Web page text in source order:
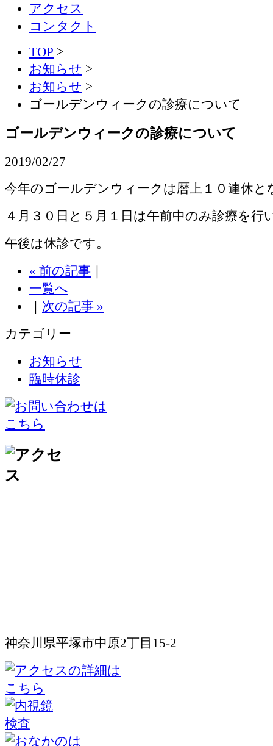
アクセス
コンタクト
TOP >
お知らせ >
お知らせ >
ゴールデンウィークの診療について
ゴールデンウィークの診療について
2019/02/27
今年のゴールデンウィークは暦上１０連休と
４月３０日と５月１日は午前中のみ診療を行
午後は休診です。
« 前の記事 ｜
一覧へ
｜ 次の記事 »
カテゴリー
お知らせ
臨時休診
神奈川県平塚市中原2丁目15-2